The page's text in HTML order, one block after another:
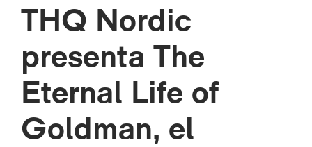
THQ Nordic
presenta The
Eternal Life of
Goldman, el